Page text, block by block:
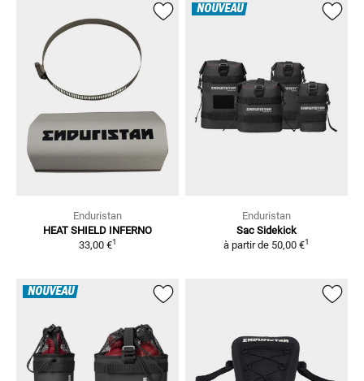
Enduristan
HEAT SHIELD INFERNO
33,00 €1
NOUVEAU
Enduristan
Sac Sidekick
à partir de 50,00 €1
NOUVEAU